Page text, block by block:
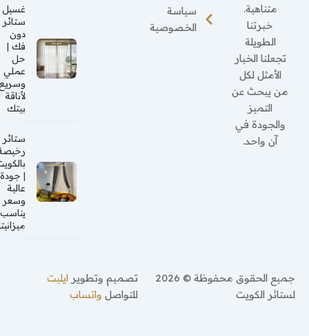
متناهية.
خبرتنا
الطويلة
تجعلنا الخيار
الأمثل لكل
من يبحث عن
التميز
والجودة في
آن واحد.
سياسة
الخصوصية
غسيل
ستائر
دون
فك |
حل
عملي
وسريع
لأناقة
بيتك
ستائر
رخيصة
بالكويت
| جودة
عالية
وسعر
يناسب
ميزانيتك
جميع الحقوق محفوظة © 2026
لستائر الكويت
تصميم وتطويرايليت
للتواصلواتساب